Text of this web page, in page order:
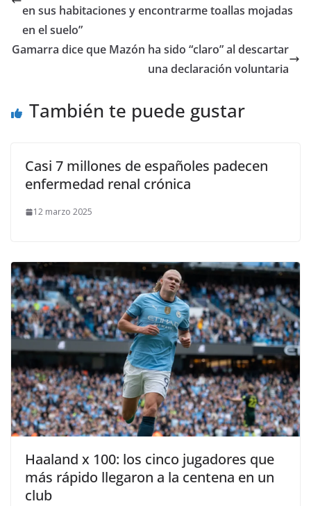
en sus habitaciones y encontrarme toallas mojadas
en el suelo”
Gamarra dice que Mazón ha sido “claro” al descartar
una declaración voluntaria
También te puede gustar
Casi 7 millones de españoles padecen
enfermedad renal crónica
12 marzo 2025
Haaland x 100: los cinco jugadores que
más rápido llegaron a la centena en un
club